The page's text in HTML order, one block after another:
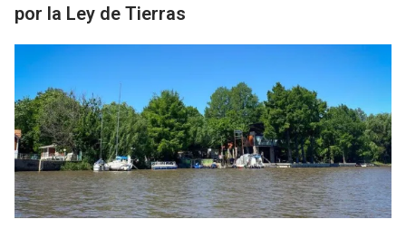
por la Ley de Tierras